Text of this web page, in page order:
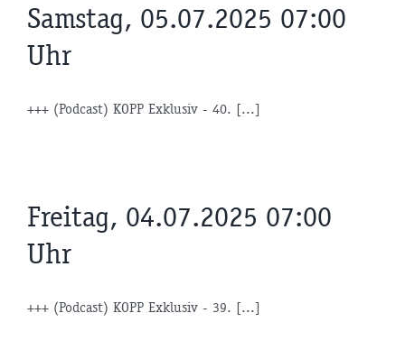
Samstag, 05.07.2025 07:00
Uhr
+++ (Podcast) KOPP Exklusiv - 40. [...]
Freitag, 04.07.2025 07:00
Uhr
+++ (Podcast) KOPP Exklusiv - 39. [...]